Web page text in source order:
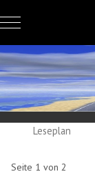
Mobile Menu Toggle
Leseplan
Seite 1 von 2